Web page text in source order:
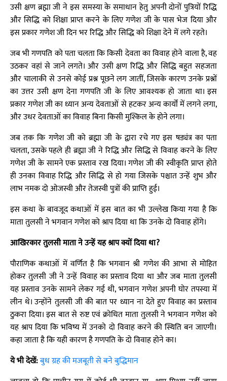
उसी क्षण ब्रह्मा जी ने इस समस्या के समाधान हेतु अपनी दोनों पुत्रियों रिद्धि
और सिद्धि को शिक्षा प्राप्त करने के लिए गणेश जी के पास भेज दिया और
इस प्रकार गणेश जी दिन भर रिद्धि और सिद्धि को शिक्षा देने में लगे रहते।
जब भी गणपति को पता चलता कि किसी देवता का विवाह होने वाला है, वह
उठकर वहां से जाने लगते। और उसी क्षण रिद्धि और सिद्धि बहुत सहजता
और चालाकी से उनसे कोई प्रश्न पूछने लग जातीं, जिसके कारण उनके प्रश्नों
का उत्तर उसी क्षण देना गणपति जी के लिए आवश्यक हो जाता था। इस
प्रकार गणेश जी का ध्यान अन्य देवताओं से हटकर अन्य कार्यों में लगने लगा,
और उधर देवताओं का विवाह बिना किसी मुश्किल के होने लगा।
जब तक कि गणेश जी को ब्रह्मा जी के द्वारा रचे गए इस षड्यंत्र का पता
चलता, उसके पहले ही ब्रह्मा जी ने रिद्धि और सिद्धि से विवाह करने के लिए
गणेश जी के सामने एक प्रस्ताव रख दिया। गणेश जी की स्वीकृति प्राप्त होते
ही उनका विवाह रिद्धि और सिद्धि से हो गया जिसके पश्चात उन्हें शुभ और
लाभ नमक दो ओजस्वी और तेजस्वी पुत्रों की प्राप्ति हुई।
इस कथा के बावजूद कथाओं में इस बात का भी उल्लेख किया गया है कि
माता तुलसी ने भगवान गणेश को श्राप दिया था कि उनके दो विवाह होंगे।
आखिरकार तुलसी माता ने उन्हें यह श्राप क्यों दिया था?
पौराणिक कथाओं में वर्णित है कि भगवान श्री गणेश की आभा से मोहित
होकर तुलसी जी ने उन्हें विवाह का प्रस्ताव दिया था और जब माता तुलसी
यह प्रस्ताव उनके सामने लेकर गई थी, भगवान गणेश अपनी घोर तपस्या में
लीन थे। उन्होंने तुलसी जी की बात पर ध्यान ना देते हुए विवाह का प्रस्ताव
ठुकरा दिया। इस बात से रुष्ट एवं क्रोधित माता तुलसी ने भगवान गणेश को
यह श्राप दिया कि भविष्य में उनको दो विवाह करने की स्थिति बन जाएगी।
कहा जाता है कि यही कारण है गणपति के दो विवाह होने का।
ये भी देखें:बुध ग्रह की मजबूती से बने बुद्धिमान